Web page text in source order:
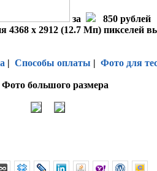
за
850 рублей
x 2912 (12.7 Мп) пикселей
| Способы оплаты Фото для
Фото большого размера